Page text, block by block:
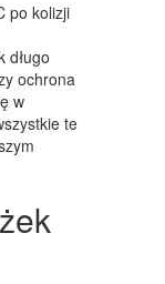
po kolizji
długo
ochrona
w
te